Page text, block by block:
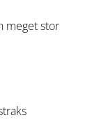
meget stor